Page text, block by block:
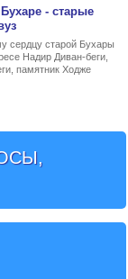
- старые
сердцу старой Бухары
Надир Диван-беги,
памятник Ходже